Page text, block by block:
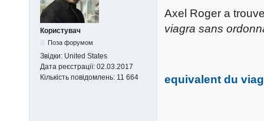
Користувач
Поза форумом
Звідки: United States
Дата реєстрації: 02.03.2017
Кількість повідомлень: 11 664
Axel Roger a
viagra sans
equivalent du